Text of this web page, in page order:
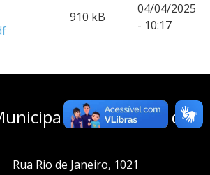
910 kB
04/04/2025
- 10:17
de Bela Vista da
Rua Rio de Janeiro, 1021